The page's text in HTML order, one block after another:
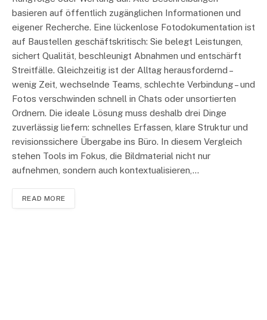
basieren auf öffentlich zugänglichen Informationen und
eigener Recherche. Eine lückenlose Fotodokumentation ist
auf Baustellen geschäftskritisch: Sie belegt Leistungen,
sichert Qualität, beschleunigt Abnahmen und entschärft
Streitfälle. Gleichzeitig ist der Alltag herausfordernd –
wenig Zeit, wechselnde Teams, schlechte Verbindung – und
Fotos verschwinden schnell in Chats oder unsortierten
Ordnern. Die ideale Lösung muss deshalb drei Dinge
zuverlässig liefern: schnelles Erfassen, klare Struktur und
revisionssichere Übergabe ins Büro. In diesem Vergleich
stehen Tools im Fokus, die Bildmaterial nicht nur
aufnehmen, sondern auch kontextualisieren,…
READ MORE